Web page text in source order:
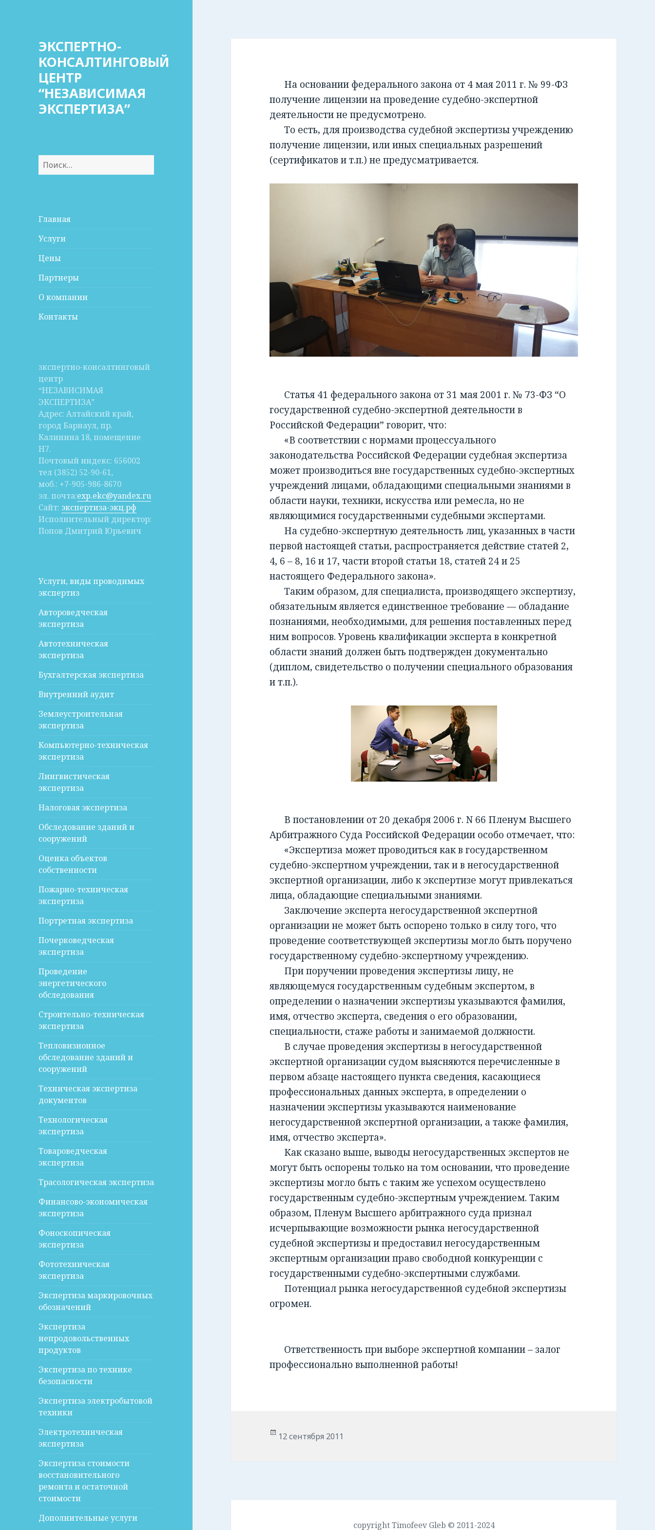
ЭКСПЕРТНО-
КОНСАЛТИНГОВЫЙ
ЦЕНТР
“НЕЗАВИСИМАЯ
ЭКСПЕРТИЗА”
Найти:
Главная
Услуги
Цены
Партнеры
О компании
Контакты
зкспертно-консалтинговый
центр
“НЕЗАВИСИМАЯ
ЭКСПЕРТИЗА”
Адрес: Алтайский край,
город Барнаул, пр.
Калинина 18, помещение
Н7.
Почтовый индекс: 656002
тел (3852) 52-90-61,
моб.: +7-905-986-8670
эл. почта:exp.ekc@yandex.ru
Сайт: экспертиза-экц.рф
Исполнительный директор:
Попов Дмитрий Юрьевич
Услуги, виды проводимых
экспертиз
Автороведческая
экспертиза
Автотехническая
экспертиза
Бухгалтерская экспертиза
Внутренний аудит
Землеустроительная
экспертиза
Компьютерно-техническая
экспертиза
Лингвистическая
экспертиза
Налоговая экспертиза
Обследование зданий и
сооружений
Оценка объектов
собственности
Пожарно-техническая
экспертиза
Портретная экспертиза
Почерковедческая
экспертиза
Проведение
энергетического
обследования
Строительно-техническая
экспертиза
Тепловизионное
обследование зданий и
сооружений
Техническая экспертиза
документов
Технологическая
экспертиза
Товароведческая
экспертиза
Трасологическая экспертиза
Финансово-экономическая
экспертиза
Фоноскопическая
экспертиза
Фототехническая
экспертиза
Экспертиза маркировочных
обозначений
Экспертиза
непродовольственных
продуктов
Экспертиза по технике
безопасности
Экспертиза электробытовой
техники
Электротехническая
экспертиза
Экспертиза стоимости
восстановительного
ремонта и остаточной
стоимости
Дополнительные услуги
На основании федерального закона от 4 мая 2011 г. № 99-ФЗ
получение лицензии на проведение судебно-экспертной
деятельности не предусмотрено.
То есть, для производства судебной экспертизы учреждению
получение лицензии, или иных специальных разрешений
(сертификатов и т.п.) не предусматривается.
Статья 41 федерального закона от 31 мая 2001 г. № 73-ФЗ “О
государственной судебно-экспертной деятельности в
Российской Федерации” говорит, что:
«В соответствии с нормами процессуального
законодательства Российской Федерации судебная экспертиза
может производиться вне государственных судебно-экспертных
учреждений лицами, обладающими специальными знаниями в
области науки, техники, искусства или ремесла, но не
являющимися государственными судебными экспертами.
На судебно-экспертную деятельность лиц, указанных в части
первой настоящей статьи, распространяется действие статей 2,
4, 6 – 8, 16 и 17, части второй статьи 18, статей 24 и 25
настоящего Федерального закона».
Таким образом, для специалиста, производящего экспертизу,
обязательным является единственное требование — обладание
познаниями, необходимыми, для решения поставленных перед
ним вопросов. Уровень квалификации эксперта в конкретной
области знаний должен быть подтвержден документально
(диплом, свидетельство о получении специального образования
и т.п.).
В постановлении от 20 декабря 2006 г. N 66 Пленум Высшего
Арбитражного Суда Российской Федерации особо отмечает, что:
«Экспертиза может проводиться как в государственном
судебно-экспертном учреждении, так и в негосударственной
экспертной организации, либо к экспертизе могут привлекаться
лица, обладающие специальными знаниями.
Заключение эксперта негосударственной экспертной
организации не может быть оспорено только в силу того, что
проведение соответствующей экспертизы могло быть поручено
государственному судебно-экспертному учреждению.
При поручении проведения экспертизы лицу, не
являющемуся государственным судебным экспертом, в
определении о назначении экспертизы указываются фамилия,
имя, отчество эксперта, сведения о его образовании,
специальности, стаже работы и занимаемой должности.
В случае проведения экспертизы в негосударственной
экспертной организации судом выясняются перечисленные в
первом абзаце настоящего пункта сведения, касающиеся
профессиональных данных эксперта, в определении о
назначении экспертизы указываются наименование
негосударственной экспертной организации, а также фамилия,
имя, отчество эксперта».
Как сказано выше, выводы негосударственных экспертов не
могут быть оспорены только на том основании, что проведение
экспертизы могло быть с таким же успехом осуществлено
государственным судебно-экспертным учреждением. Таким
образом, Пленум Высшего арбитражного суда признал
исчерпывающие возможности рынка негосударственной
судебной экспертизы и предоставил негосударственным
экспертным организации право свободной конкуренции с
государственными судебно-экспертными службами.
Потенциал рынка негосударственной судебной экспертизы
огромен.
Ответственность при выборе экспертной компании – залог
профессионально выполненной работы!
Опубликовано
12 сентября 2011
copyright Timofeev Gleb © 2011-2024